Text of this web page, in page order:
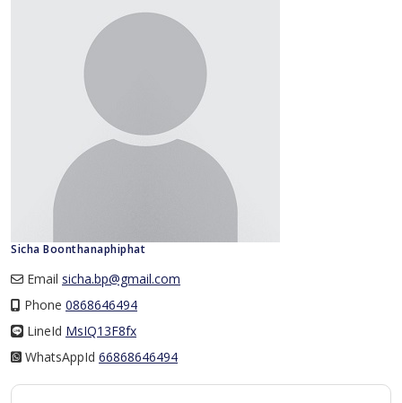
Sicha Boonthanaphiphat
Email sicha.bp@gmail.com
Phone 0868646494
LineId
LineId MsIQ13F8fx
WhatsAppId
WhatsAppId 66868646494